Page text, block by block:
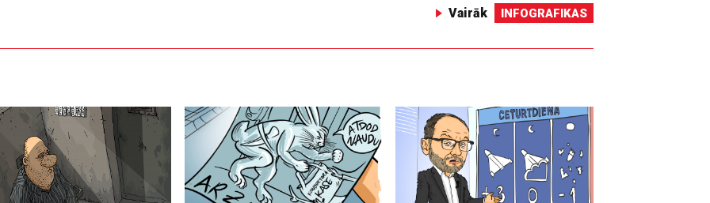
Vairāk INFOGRAFIKAS